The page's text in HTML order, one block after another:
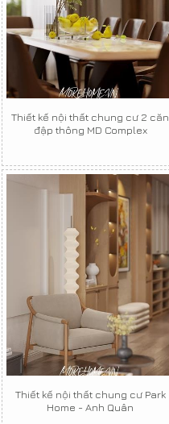
Thiết kế nội thất chung cư 2 căn
đập thông MD Complex
Thiết kế nội thất chung cư Park
Home - Anh Quân